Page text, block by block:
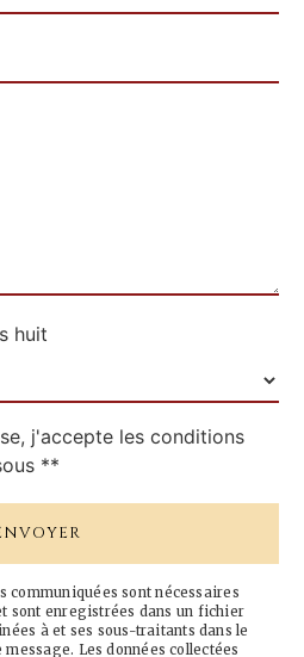
huit
j'accepte les conditions
**
communiquées sont nécessaires
sont enregistrées dans un fichier
à et ses sous-traitants dans le
Les données collectées